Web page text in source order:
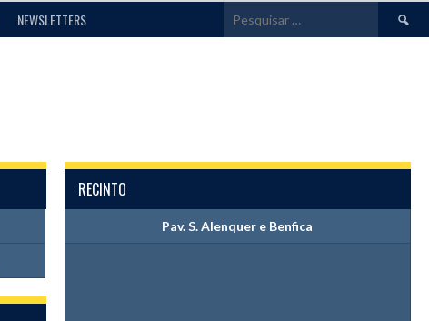
NEWSLETTERS
por:
RECINTO
Pav. S. Alenquer e Benfica